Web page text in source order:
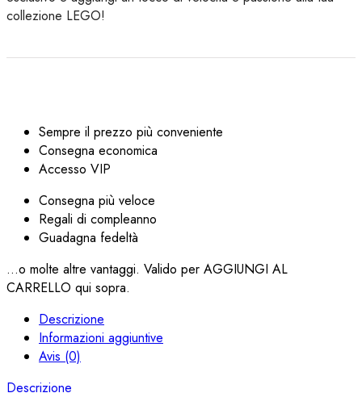
collezione LEGO!
Sempre il prezzo più conveniente
Consegna economica
Accesso VIP
Consegna più veloce
Regali di compleanno
Guadagna fedeltà
...o molte altre vantaggi. Valido per AGGIUNGI AL
CARRELLO qui sopra.
Descrizione
Informazioni aggiuntive
Avis (0)
Descrizione